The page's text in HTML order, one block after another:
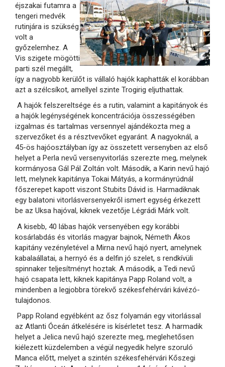
éjszakai futamra a
tengeri medvék
rutinjára is szükség
volt a
győzelemhez. A
Vis szigete mögötti
parti szél megállt,
így a nagyobb kerülőt is vállaló hajók kaphatták el korábban
azt a szélcsíkot, amellyel szinte Trogirig eljuthattak.
A hajók felszereltsége és a rutin, valamint a kapitányok és
a hajók legénységének koncentrációja összességében
izgalmas és tartalmas versennyel ajándékozta meg a
szervezőket és a résztvevőket egyaránt. A nagyoknál, a
45-ös hajóosztályban így az összetett versenyben az első
helyet a Perla nevű versenyvitorlás szerezte meg, melynek
kormányosa Gál Pál Zoltán volt. Második, a Karin nevű hajó
lett, melynek kapitánya Tokai Mátyás, a kormányrúdnál
főszerepet kapott viszont Stubits Dávid is. Harmadiknak
egy balatoni vitorlásversenyekről ismert egység érkezett
be az Uksa hajóval, kiknek vezetője Légrádi Márk volt.
A kisebb, 40 lábas hajók versenyében egy korábbi
kosárlabdás és vitorlás magyar bajnok, Németh Ákos
kapitány vezényletével a Mirna nevű hajó nyert, amelynek
kabalaállatai, a hernyó és a delfin jó szelet, s rendkívüli
spinnaker teljesítményt hoztak. A második, a Tedi nevű
hajó csapata lett, kiknek kapitánya Papp Roland volt, a
mindenben a legjobbra törekvő székesfehérvári kávézó-
tulajdonos.
Papp Roland egyébként az ősz folyamán egy vitorlással
az Atlanti Óceán átkelésére is kísérletet tesz. A harmadik
helyet a Jelica nevű hajó szerezte meg, meglehetősen
kiélezett küzdelemben a végül negyedik helyre szoruló
Manca előtt, melyet a szintén székesfehérvári Kőszegi